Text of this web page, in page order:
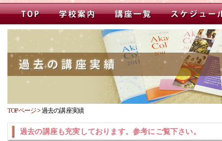
TOPページ>過去の講座実績
過去の講座も充実しております。参考にご覧下さい。